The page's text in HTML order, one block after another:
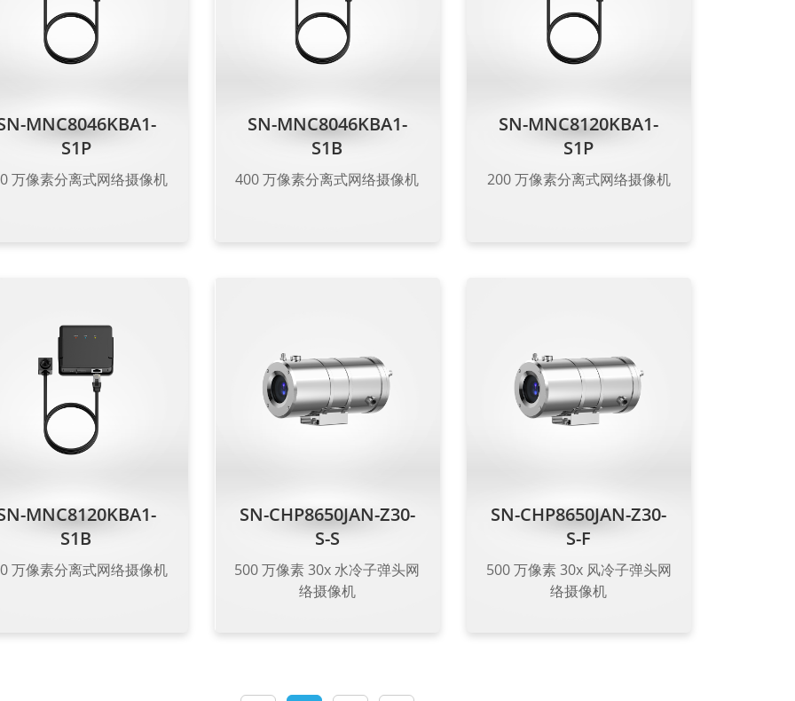
MNC8046KBA1-
S1P
万像素分离式网络摄像机
SN-MNC8046KBA1-
S1B
400 万像素分离式网络摄像机
SN-MNC8120KBA1-
S1P
200 万像素分离式网络摄像机
MNC8120KBA1-
S1B
万像素分离式网络摄像机
SN-CHP8650JAN-Z30-
S-S
500 万像素 30x 水冷子弹头网
络摄像机
SN-CHP8650JAN-Z30-
S-F
500 万像素 30x 风冷子弹头网
络摄像机